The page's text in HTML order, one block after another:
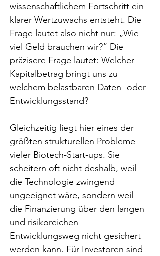
wissenschaftlichem Fortschritt ein
klarer Wertzuwachs entsteht. Die
Frage lautet also nicht nur: „Wie
viel Geld brauchen wir?“ Die
präzisere Frage lautet: Welcher
Kapitalbetrag bringt uns zu
welchem belastbaren Daten- oder
Entwicklungsstand?
Gleichzeitig liegt hier eines der
größten strukturellen Probleme
vieler Biotech-Start-ups. Sie
scheitern oft nicht deshalb, weil
die Technologie zwingend
ungeeignet wäre, sondern weil
die Finanzierung über den langen
und risikoreichen
Entwicklungsweg nicht gesichert
werden kann. Für Investoren sind